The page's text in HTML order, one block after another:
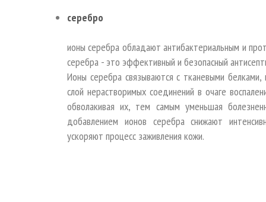
серебро
ионы серебра обладают антибактериальным и
серебра - это эффективный и безопасный
Ионы серебра связываются с тканевыми
слой нерастворимых соединений в очаге
обволакивая их, тем самым уменьшая
добавлением ионов серебра снижают
ускоряют процесс заживления кожи.